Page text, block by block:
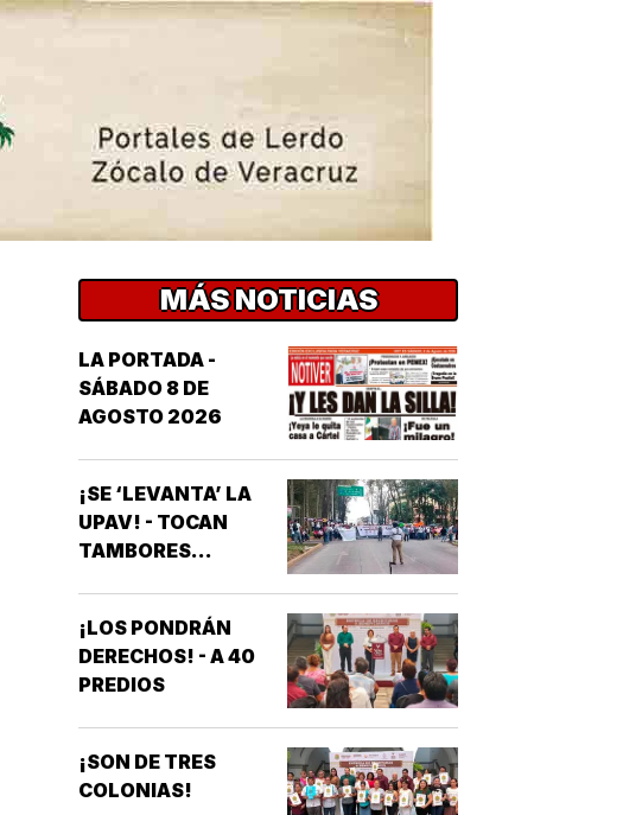
MÁS NOTICIAS
LA PORTADA -
SÁBADO 8 DE
AGOSTO 2026
¡SE ‘LEVANTA’ LA
UPAV! - TOCAN
TAMBORES...
¡LOS PONDRÁN
DERECHOS! - A 40
PREDIOS
¡SON DE TRES
COLONIAS!